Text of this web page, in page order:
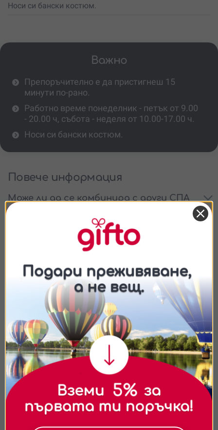
Носи си бански костюм.
Важно
Препоръчително е да пристигнеш 15
минути по-рано.
Работно време понеделник - петък от 9.00
- 20.00 ч, събота - неделя от 10.00-17.00 ч.
Носи си бански костюм.
Повече информация
Може ли да се комбинира с други СПА
процедури?
Подходящо ли е за хора с чувствителна
Трябва ли да си нося нещо?
Подарявай модерно
Съгласие Подробности Относно
Ние използваме бисквитки. Използваме
бисквитки и подобни технологии, за да осигурим
работата на уебсайта, да подобрим
изживяването ви, да анализираме използването
на сайта и да ви показваме персонализирано
съдържание и реклами. Можете да приемете
всички бисквитки, да откажете всички или да
изберете предпочитания.За повече информация
относно начина, по който обработваме вашите